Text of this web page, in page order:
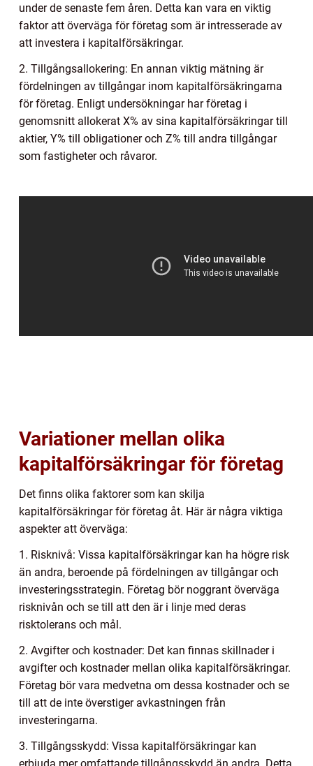
under de senaste fem åren. Detta kan vara en viktig
faktor att överväga för företag som är intresserade av
att investera i kapitalförsäkringar.
2. Tillgångsallokering: En annan viktig mätning är
fördelningen av tillgångar inom kapitalförsäkringarna
för företag. Enligt undersökningar har företag i
genomsnitt allokerat X% av sina kapitalförsäkringar till
aktier, Y% till obligationer och Z% till andra tillgångar
som fastigheter och råvaror.
Variationer mellan olika
kapitalförsäkringar för företag
Det finns olika faktorer som kan skilja
kapitalförsäkringar för företag åt. Här är några viktiga
aspekter att överväga:
1. Risknivå: Vissa kapitalförsäkringar kan ha högre risk
än andra, beroende på fördelningen av tillgångar och
investeringsstrategin. Företag bör noggrant överväga
risknivån och se till att den är i linje med deras
risktolerans och mål.
2. Avgifter och kostnader: Det kan finnas skillnader i
avgifter och kostnader mellan olika kapitalförsäkringar.
Företag bör vara medvetna om dessa kostnader och se
till att de inte överstiger avkastningen från
investeringarna.
3. Tillgångsskydd: Vissa kapitalförsäkringar kan
erbjuda mer omfattande tillgångsskydd än andra. Detta